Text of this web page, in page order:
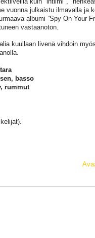
vuonna julkaistu ilmavalla ja
albumi ”Spy On Your
vastaanoton.
kuullaan livenä vihdoin
basso
rummut